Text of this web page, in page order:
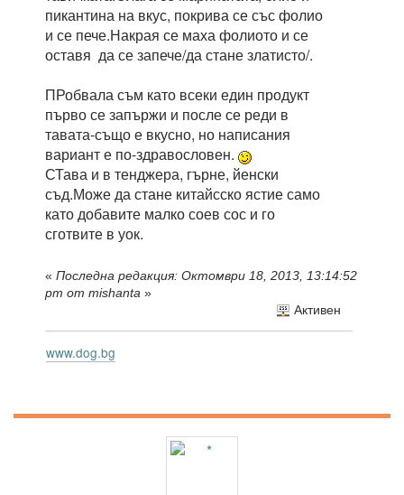
пикантина на вкус, покрива се със фолио
и се пече.Накрая се маха фолиото и се
оставя да се запече/да стане златисто/.
ПРобвала съм като всеки един продукт
първо се запържи и после се реди в
тавата-също е вкусно, но написания
вариант е по-здравословен.
СТава и в тенджера, гърне, йенски
съд.Може да стане китайсско ястие само
като добавите малко соев сос и го
сготвите в уок.
« Последна редакция: Октомври 18, 2013, 13:14:52
pm от mishanta »
Активен
www.dog.bg